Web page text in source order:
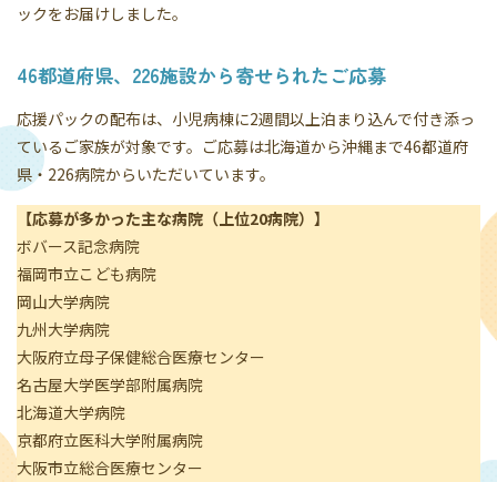
ックをお届けしました。
46都道府県、226施設から寄せられたご応募
応援パックの配布は、小児病棟に2週間以上泊まり込んで付き添っ
ているご家族が対象です。ご応募は北海道から沖縄まで46都道府
県・226病院からいただいています。
【応募が多かった主な病院（上位20病院）】
ボバース記念病院
福岡市立こども病院
岡山大学病院
九州大学病院
大阪府立母子保健総合医療センター
名古屋大学医学部附属病院
北海道大学病院
京都府立医科大学附属病院
大阪市立総合医療センター